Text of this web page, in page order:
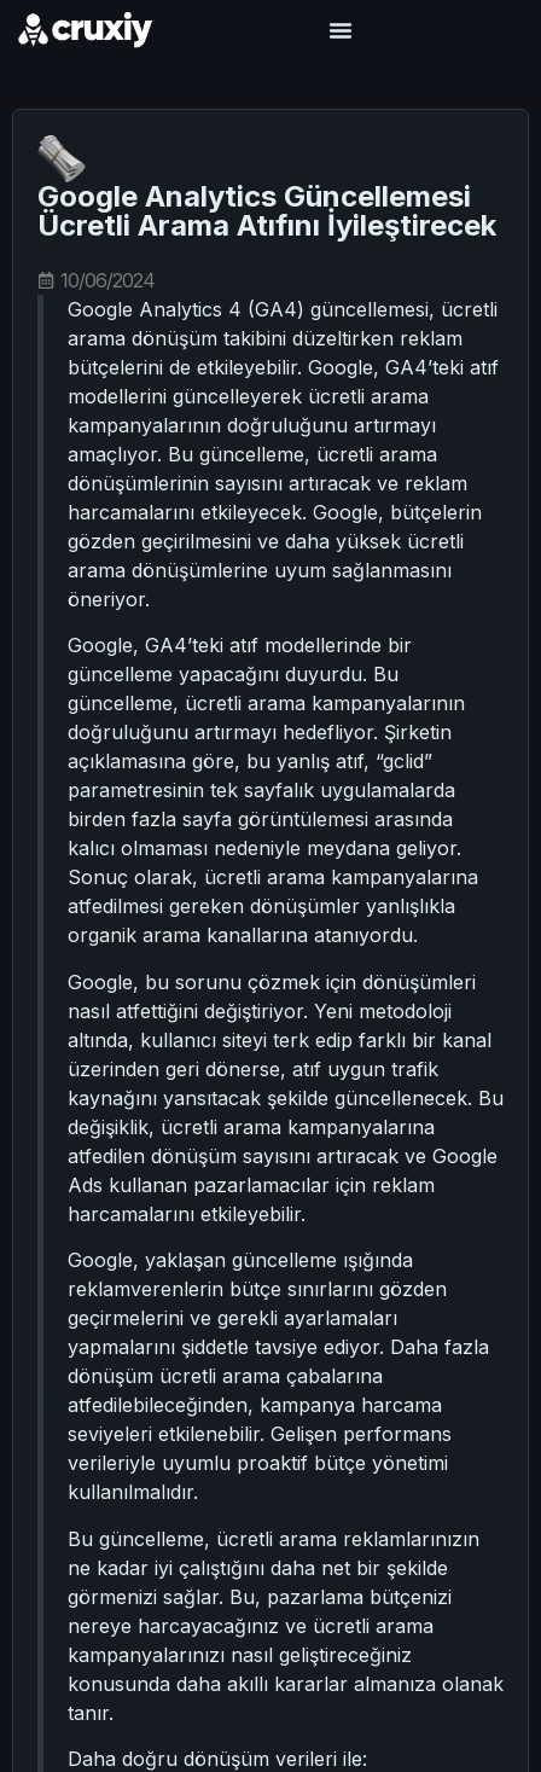
Google Analytics Güncellemesi
Ücretli Arama Atıfını İyileştirecek
10/06/2024
Google Analytics 4 (GA4) güncellemesi, ücretli
arama dönüşüm takibini düzeltirken reklam
bütçelerini de etkileyebilir. Google, GA4’teki atıf
modellerini güncelleyerek ücretli arama
kampanyalarının doğruluğunu artırmayı
amaçlıyor. Bu güncelleme, ücretli arama
dönüşümlerinin sayısını artıracak ve reklam
harcamalarını etkileyecek. Google, bütçelerin
gözden geçirilmesini ve daha yüksek ücretli
arama dönüşümlerine uyum sağlanmasını
öneriyor.
Google, GA4’teki atıf modellerinde bir
güncelleme yapacağını duyurdu. Bu
güncelleme, ücretli arama kampanyalarının
doğruluğunu artırmayı hedefliyor. Şirketin
açıklamasına göre, bu yanlış atıf, “gclid”
parametresinin tek sayfalık uygulamalarda
birden fazla sayfa görüntülemesi arasında
kalıcı olmaması nedeniyle meydana geliyor.
Sonuç olarak, ücretli arama kampanyalarına
atfedilmesi gereken dönüşümler yanlışlıkla
organik arama kanallarına atanıyordu.
Google, bu sorunu çözmek için dönüşümleri
nasıl atfettiğini değiştiriyor. Yeni metodoloji
altında, kullanıcı siteyi terk edip farklı bir kanal
üzerinden geri dönerse, atıf uygun trafik
kaynağını yansıtacak şekilde güncellenecek. Bu
değişiklik, ücretli arama kampanyalarına
atfedilen dönüşüm sayısını artıracak ve Google
Ads kullanan pazarlamacılar için reklam
harcamalarını etkileyebilir.
Google, yaklaşan güncelleme ışığında
reklamverenlerin bütçe sınırlarını gözden
geçirmelerini ve gerekli ayarlamaları
yapmalarını şiddetle tavsiye ediyor. Daha fazla
dönüşüm ücretli arama çabalarına
atfedilebileceğinden, kampanya harcama
seviyeleri etkilenebilir. Gelişen performans
verileriyle uyumlu proaktif bütçe yönetimi
kullanılmalıdır.
Bu güncelleme, ücretli arama reklamlarınızın
ne kadar iyi çalıştığını daha net bir şekilde
görmenizi sağlar. Bu, pazarlama bütçenizi
nereye harcayacağınız ve ücretli arama
kampanyalarınızı nasıl geliştireceğiniz
konusunda daha akıllı kararlar almanıza olanak
tanır.
Daha doğru dönüşüm verileri ile: